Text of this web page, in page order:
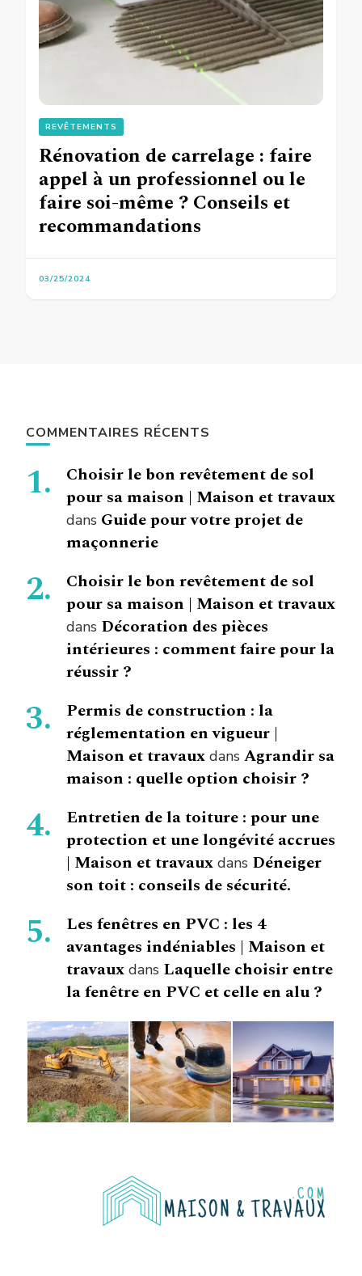
REVÊTEMENTS
Rénovation de carrelage : faire
appel à un professionnel ou le
faire soi-même ? Conseils et
recommandations
03/25/2024
COMMENTAIRES RÉCENTS
Choisir le bon revêtement de sol
pour sa maison | Maison et travaux
dans Guide pour votre projet de
maçonnerie
Choisir le bon revêtement de sol
pour sa maison | Maison et travaux
dans Décoration des pièces
intérieures : comment faire pour la
réussir ?
Permis de construction : la
réglementation en vigueur |
Maison et travaux dans Agrandir sa
maison : quelle option choisir ?
Entretien de la toiture : pour une
protection et une longévité accrues
| Maison et travaux dans Déneiger
son toit : conseils de sécurité.
Les fenêtres en PVC : les 4
avantages indéniables | Maison et
travaux dans Laquelle choisir entre
la fenêtre en PVC et celle en alu ?